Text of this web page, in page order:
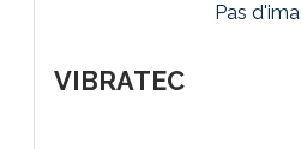
Pas
VIBRATEC